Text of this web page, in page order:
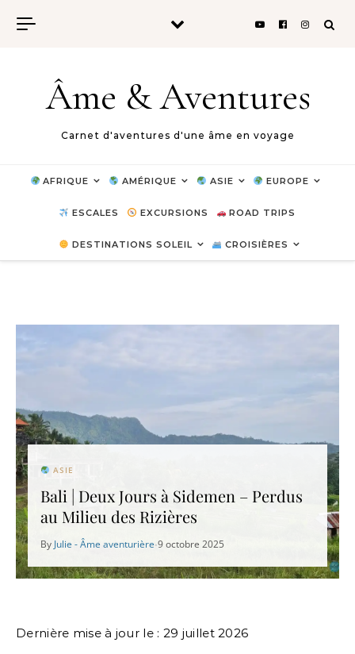
Âme & Aventures
Carnet d'aventures d'une âme en voyage
AFRIQUE AMÉRIQUE ASIE EUROPE
ESCALES EXCURSIONS ROAD TRIPS
DESTINATIONS SOLEIL CROISIÈRES
ASIE
Bali | Deux Jours à Sidemen – Perdus
au Milieu des Rizières
By Julie - Âme aventurière•9 octobre 2025
Dernière mise à jour le : 29 juillet 2026